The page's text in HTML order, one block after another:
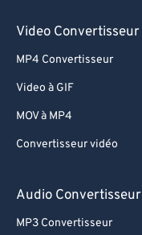
Video Convertisseur
MP4 Convertisseur
Video à GIF
MOV à MP4
Convertisseur vidéo
Audio Convertisseur
MP3 Convertisseur